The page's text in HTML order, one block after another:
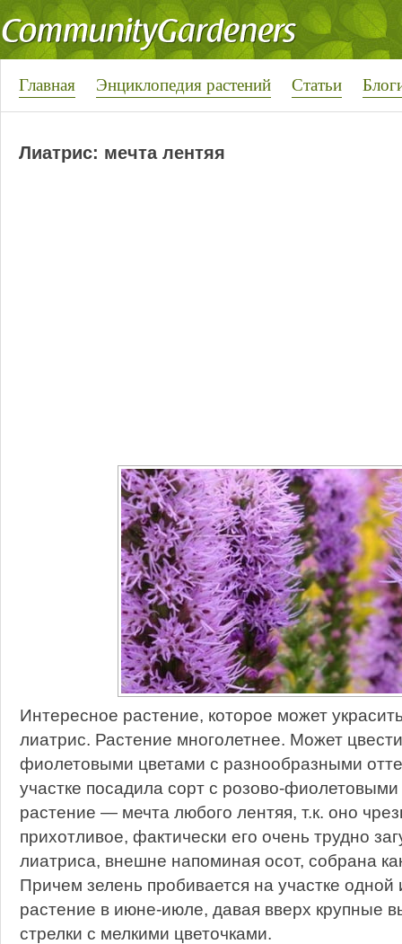
Главная Энциклопедия растений Статьи
Лиатрис: мечта лентяя
Интересное растение, которое может
лиатрис. Растение многолетнее. Может
фиолетовыми цветами с разнообразными
участке посадила сорт с розово-
растение — мечта любого лентяя, т.к. оно
прихотливое, фактически его очень трудно
лиатриса, внешне напоминая осот, собрана
Причем зелень пробивается на участке одной
растение в июне-июле, давая вверх крупные
стрелки с мелкими цветочками.